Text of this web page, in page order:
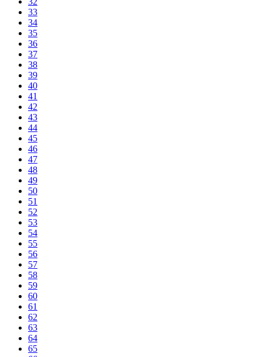
33
34
35
36
37
38
39
40
41
42
43
44
45
46
47
48
49
50
51
52
53
54
55
56
57
58
59
60
61
62
63
64
65